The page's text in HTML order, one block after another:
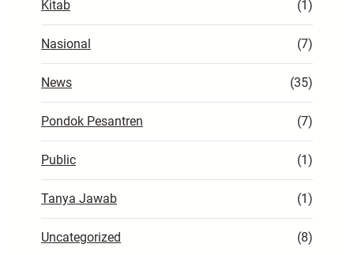
Kitab (1)
Nasional (7)
News (35)
Pondok Pesantren (7)
Public (1)
Tanya Jawab (1)
Uncategorized (8)